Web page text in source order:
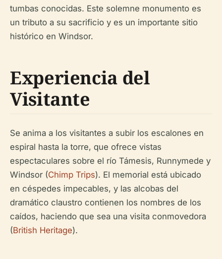
tumbas conocidas. Este solemne monumento es
un tributo a su sacrificio y es un importante sitio
histórico en Windsor.
Experiencia del
Visitante
Se anima a los visitantes a subir los escalones en
espiral hasta la torre, que ofrece vistas
espectaculares sobre el río Támesis, Runnymede y
Windsor (Chimp Trips). El memorial está ubicado
en céspedes impecables, y las alcobas del
dramático claustro contienen los nombres de los
caídos, haciendo que sea una visita conmovedora
(British Heritage).